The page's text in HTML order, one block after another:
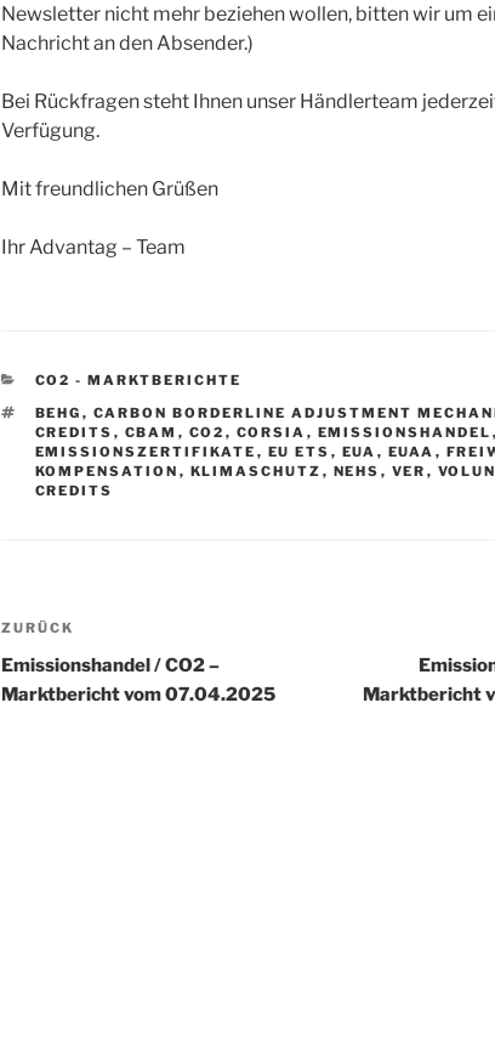
Newsletter nicht mehr beziehen wollen, bitten wir um
Nachricht an den Absender.)
Bei Rückfragen steht Ihnen unser Händlerteam
Verfügung.
Mit freundlichen Grüßen
Ihr Advantag – Team
KATEGORIEN
CO2 - MARKTBERICHTE
SCHLAGWÖRTER
BEHG , CARBON BORDERLINE ADJUSTMENT
CREDITS , CBAM , CO2 , CORSIA , EMISSIONSHANDEL ,
EMISSIONSZERTIFIKATE , EU ETS , EUA , EUAA ,
KOMPENSATION , KLIMASCHUTZ , NEHS , VER ,
CREDITS
Beitragsnavigation
Vorheriger
Beitrag
ZURÜCK
Emissionshandel / CO2 –
Marktbericht vom 07.04.2025
Marktbericht